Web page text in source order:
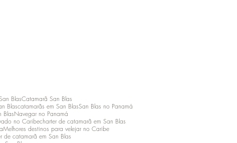
BlasCatamarã San Blas
Blascatamarãs em San BlasSan Blas no Panamá
BlasNavegar no Panamá
no Caribecharter de catamarã em San Blas
Melhores destinos para velejar no Caribe
de catamarã em San Blas